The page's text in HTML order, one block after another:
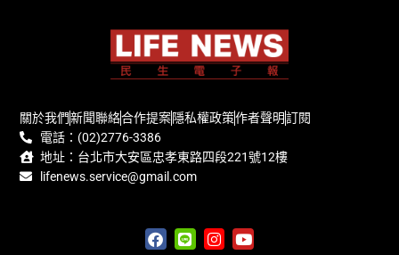
關於我們新聞聯絡合作提案隱私權政策作者聲明訂閱
電話：(02)2776-3386
地址：台北市大安區忠孝東路四段221號12樓
lifenews.service@gmail.com